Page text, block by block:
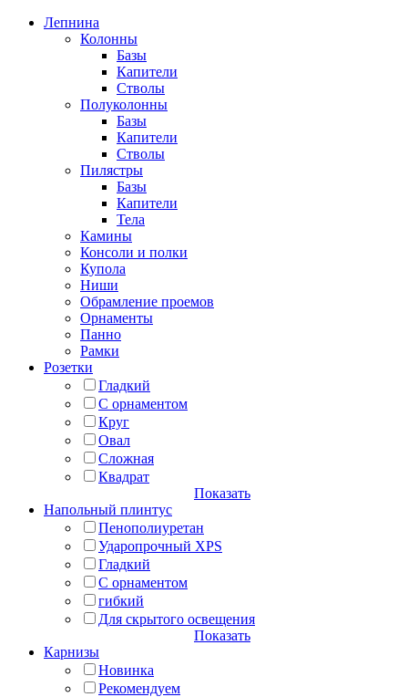
Лепнина
Колонны
Базы
Капители
Стволы
Полуколонны
Базы
Капители
Стволы
Пилястры
Базы
Капители
Тела
Камины
Консоли и полки
Купола
Ниши
Обрамление проемов
Орнаменты
Панно
Рамки
Розетки
Гладкий
С орнаментом
Круг
Овал
Сложная
Квадрат
Показать
Напольный плинтус
Пенополиуретан
Ударопрочный XPS
Гладкий
С орнаментом
гибкий
Для скрытого освещения
Показать
Карнизы
Новинка
Рекомендуем